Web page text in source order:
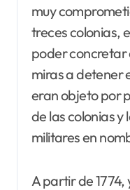
muy
treces colonias,
poder concretar
miras a detener
eran objeto por
de las colonias y
militares en
A partir de